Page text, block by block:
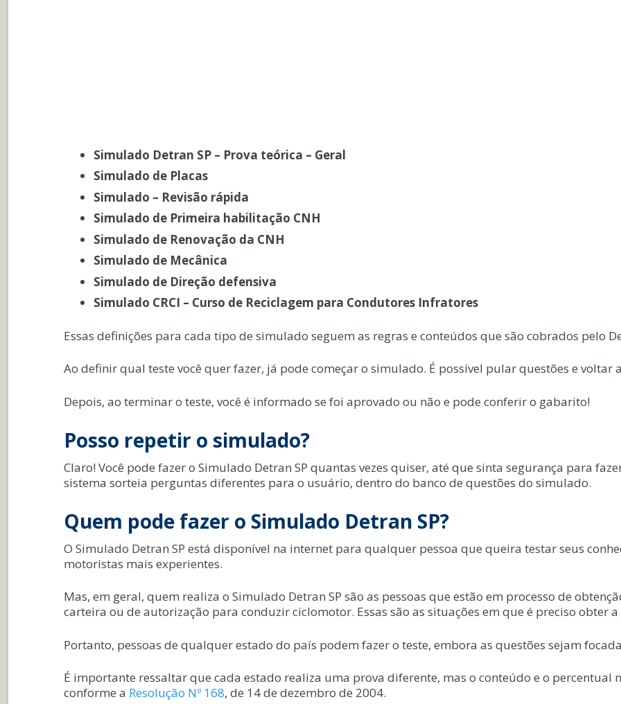
Simulado Detran SP – Prova teórica – Geral
Simulado de Placas
Simulado – Revisão rápida
Simulado de Primeira habilitação CNH
Simulado de Renovação da CNH
Simulado de Mecânica
Simulado de Direção defensiva
Simulado CRCI – Curso de Reciclagem para Condutores Infratores
Essas definições para cada tipo de simulado seguem as regras e conteúdos que são cobrados pelo
Ao definir qual teste você quer fazer, já pode começar o simulado. É possível pular questões e voltar
Depois, ao terminar o teste, você é informado se foi aprovado ou não e pode conferir o gabarito!
Posso repetir o simulado?
Claro! Você pode fazer o Simulado Detran SP quantas vezes quiser, até que sinta segurança para
sistema sorteia perguntas diferentes para o usuário, dentro do banco de questões do simulado.
Quem pode fazer o Simulado Detran SP?
O Simulado Detran SP está disponível na internet para qualquer pessoa que queira testar seus
motoristas mais experientes.
Mas, em geral, quem realiza o Simulado Detran SP são as pessoas que estão em processo de
carteira ou de autorização para conduzir ciclomotor. Essas são as situações em que é preciso obter
Portanto, pessoas de qualquer estado do país podem fazer o teste, embora as questões sejam
É importante ressaltar que cada estado realiza uma prova diferente, mas o conteúdo e o percentual
conforme a Resolução Nº 168, de 14 de dezembro de 2004.